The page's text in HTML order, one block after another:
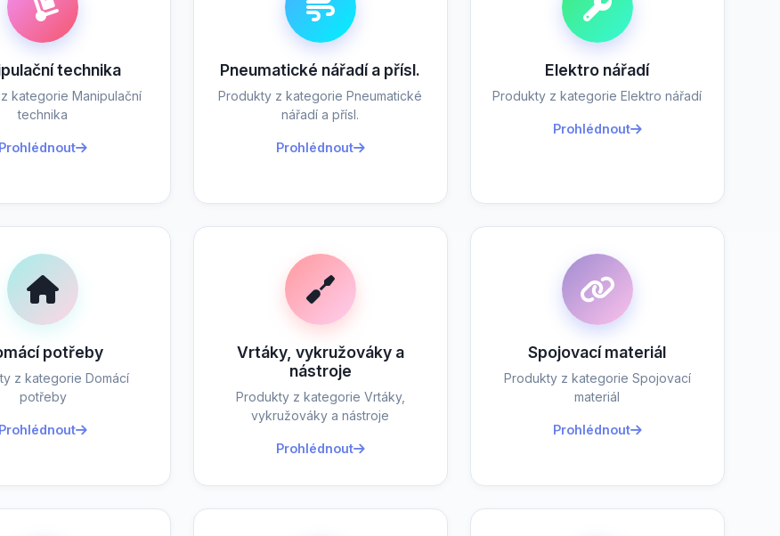
technika
kategorie Manipulační
technika
Prohlédnout
Pneumatické nářadí a přísl.
Produkty z kategorie Pneumatické
nářadí a přísl.
Prohlédnout
Elektro nářadí
Produkty z kategorie Elektro nářadí
Prohlédnout
potřeby
z kategorie Domácí
potřeby
Prohlédnout
Vrtáky, vykružováky a
nástroje
Produkty z kategorie Vrtáky,
vykružováky a nástroje
Prohlédnout
Spojovací materiál
Produkty z kategorie Spojovací
materiál
Prohlédnout